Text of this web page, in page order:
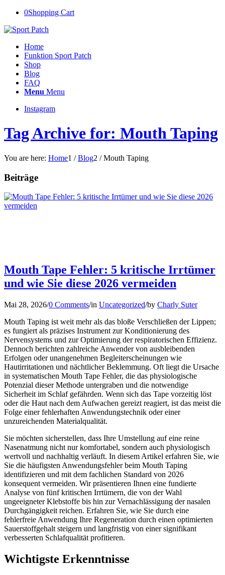
0Shopping Cart
Home
Funktion Sport Patch
Shop
Blog
FAQ
Menu Menu
Instagram
Tag Archive for: Mouth Taping
You are here: Home1 / Blog2 / Mouth Taping
Beiträge
Mouth Tape Fehler: 5 kritische Irrtümer
und wie Sie diese 2026 vermeiden
Mai 28, 2026/0 Comments/in Uncategorized/by Charly Suter
Mouth Taping ist weit mehr als das bloße Verschließen der Lippen;
es fungiert als präzises Instrument zur Konditionierung des
Nervensystems und zur Optimierung der respiratorischen Effizienz.
Dennoch berichten zahlreiche Anwender von ausbleibenden
Erfolgen oder unangenehmen Begleiterscheinungen wie
Hautirritationen und nächtlicher Beklemmung. Oft liegt die Ursache
in systematischen Mouth Tape Fehler, die das physiologische
Potenzial dieser Methode untergraben und die notwendige
Sicherheit im Schlaf gefährden. Wenn sich das Tape vorzeitig löst
oder die Haut nach dem Aufwachen gereizt reagiert, ist das meist die
Folge einer fehlerhaften Anwendungstechnik oder einer
unzureichenden Materialqualität.
Sie möchten sicherstellen, dass Ihre Umstellung auf eine reine
Nasenatmung nicht nur komfortabel, sondern auch physiologisch
wertvoll und nachhaltig verläuft. In diesem Artikel erfahren Sie, wie
Sie die häufigsten Anwendungsfehler beim Mouth Taping
identifizieren und mit dem fachlichen Standard von 2026
konsequent vermeiden. Wir präsentieren Ihnen eine fundierte
Analyse von fünf kritischen Irrtümern, die von der Wahl
ungeeigneter Klebstoffe bis hin zur Vernachlässigung der nasalen
Durchgängigkeit reichen. Erfahren Sie, wie Sie durch eine
fehlerfreie Anwendung Ihre Regeneration durch einen optimierten
Sauerstoffgehalt steigern und langfristig von einer signifikant
verbesserten Schlafqualität profitieren.
Wichtigste Erkenntnisse